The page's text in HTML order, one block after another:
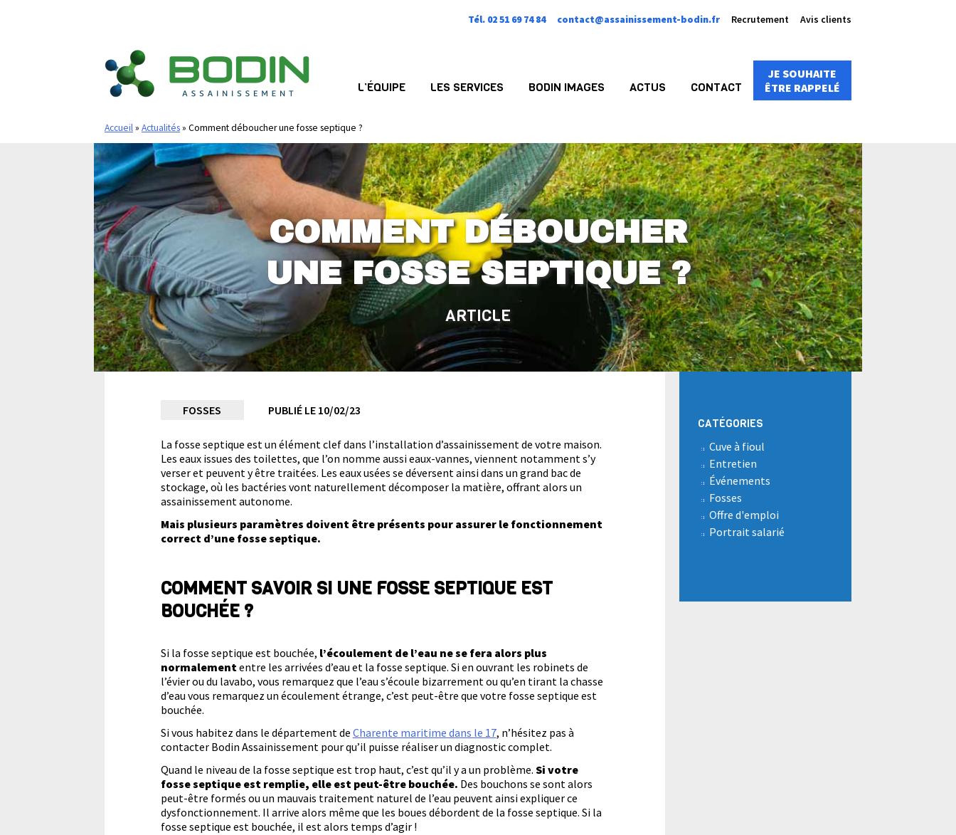
Tél. 02 51 69 74 84 contact@assainissement-bodin.fr Recrutement Avis clients
L’ÉQUIPE LES SERVICES BODIN IMAGES ACTUS CONTACT
JE SOUHAITE
ÊTRE RAPPELÉ
Accueil» Actualités» Comment déboucher une fosse septique ?
COMMENT DÉBOUCHER
UNE FOSSE SEPTIQUE ?
ARTICLE
Comment
déboucher
une
fosse
FOSSES PUBLIÉ LE 10/02/23
La fosse septique est un élément clef dans l’installation d’assainissement de votre maison.
Les eaux issues des toilettes, que l’on nomme aussi eaux-vannes, viennent notamment s’y
verser et peuvent y être traitées. Les eaux usées se déversent ainsi dans un grand bac de
stockage, où les bactéries vont naturellement décomposer la matière, offrant alors un
assainissement autonome.
Mais plusieurs paramètres doivent être présents pour assurer le fonctionnement
correct d’une fosse septique.
COMMENT SAVOIR SI UNE FOSSE SEPTIQUE EST
BOUCHÉE ?
Si la fosse septique est bouchée, l’écoulement de l’eau ne se fera alors plus
normalemententre les arrivées d’eau et la fosse septique. Si en ouvrant les robinets de
l’évier ou du lavabo, vous remarquez que l’eau s’écoule bizarrement ou qu’en tirant la chasse
d’eau vous remarquez un écoulement étrange, c’est peut-être que votre fosse septique est
bouchée.
Si vous habitez dans le département de Charente maritime dans le 17, n’hésitez pas à
contacter Bodin Assainissement pour qu’il puisse réaliser un diagnostic complet.
Quand le niveau de la fosse septique est trop haut, c’est qu’il y a un problème. Si votre
fosse septique est remplie, elle est peut-être bouchée. Des bouchons se sont alors
peut-être formés ou un mauvais traitement naturel de l’eau peuvent ainsi expliquer ce
dysfonctionnement. Il arrive alors même que les boues débordent de la fosse septique. Si la
fosse septique est bouchée, il est alors temps d’agir !
CATÉGORIES
Cuve à fioul
Entretien
Événements
Fosses
Offre d'emploi
Portrait salarié